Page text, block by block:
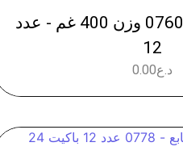
لوتس زجاجي - 0760 وزن 400 غم - عدد
12
د.ع0.00